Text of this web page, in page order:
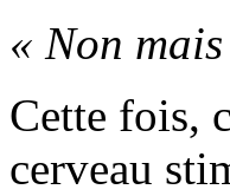
« Non
Cette fois,
cerveau